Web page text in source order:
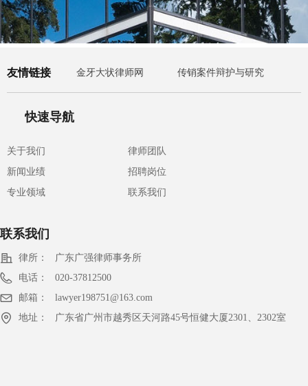
快速导航
关于我们
新闻业绩
专业领域
律师团队
招聘岗位
联系我们
联系我们
律所：
广东广强律师事务所
电话：
020-37812500
邮箱：
lawyer198751@163.com
地址：
广东省广州市越秀区天河路45号恒健大厦2301、2302室
友情链接 金牙大状律师网 传销案件辩护与研究